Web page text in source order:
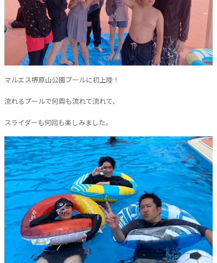
マルエス堺原山公園プールに初上陸！
流れるプールで何周も流れて流れて、
スライダーも何回も楽しみました。